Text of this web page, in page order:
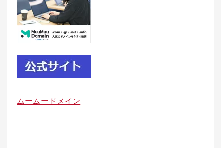
ムームードメイン